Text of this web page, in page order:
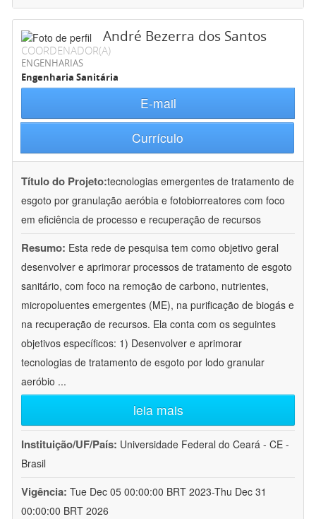
André Bezerra dos Santos
COORDENADOR(A)
ENGENHARIAS
Engenharia Sanitária
E-mail
Currículo
Título do Projeto:tecnologias emergentes de tratamento de
esgoto por granulação aeróbia e fotobiorreatores com foco
em eficiência de processo e recuperação de recursos
Resumo: Esta rede de pesquisa tem como objetivo geral
desenvolver e aprimorar processos de tratamento de esgoto
sanitário, com foco na remoção de carbono, nutrientes,
micropoluentes emergentes (ME), na purificação de biogás e
na recuperação de recursos. Ela conta com os seguintes
objetivos específicos: 1) Desenvolver e aprimorar
tecnologias de tratamento de esgoto por lodo granular
aeróbio ...
leia mais
Instituição/UF/País: Universidade Federal do Ceará - CE -
Brasil
Vigência: Tue Dec 05 00:00:00 BRT 2023-Thu Dec 31
00:00:00 BRT 2026